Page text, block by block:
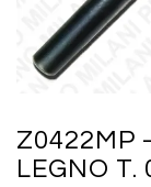
Z0422MP
LEGNO T.